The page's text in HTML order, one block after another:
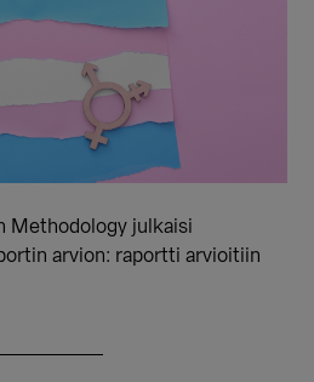
Methodology julkaisi
arvion: raportti arvioitiin